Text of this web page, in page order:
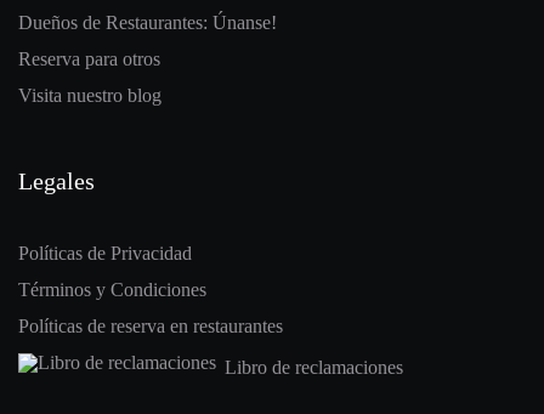
Dueños de Restaurantes: Únanse!
Reserva para otros
Visita nuestro blog
Legales
Políticas de Privacidad
Términos y Condiciones
Políticas de reserva en restaurantes
Libro de reclamaciones